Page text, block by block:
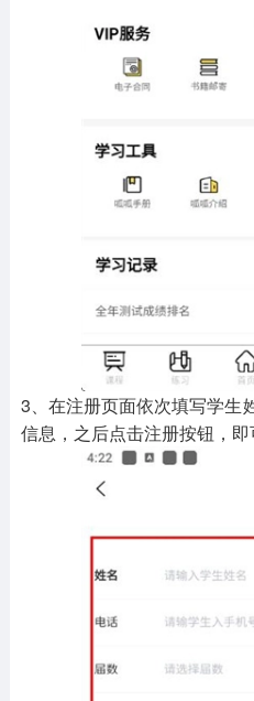
3、在注册页面依次填写学生
信息，之后点击注册按钮，即